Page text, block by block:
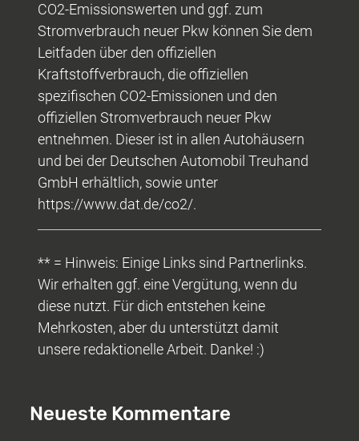
CO2-Emissionswerten und ggf. zum
Stromverbrauch neuer Pkw können Sie dem
Leitfaden über den offiziellen
Kraftstoffverbrauch, die offiziellen
spezifischen CO2-Emissionen und den
offiziellen Stromverbrauch neuer Pkw
entnehmen. Dieser ist in allen Autohäusern
und bei der Deutschen Automobil Treuhand
GmbH erhältlich, sowie unter
https://www.dat.de/co2/.
** = Hinweis: Einige Links sind Partnerlinks.
Wir erhalten ggf. eine Vergütung, wenn du
diese nutzt. Für dich entstehen keine
Mehrkosten, aber du unterstützt damit
unsere redaktionelle Arbeit. Danke! :)
Neueste Kommentare